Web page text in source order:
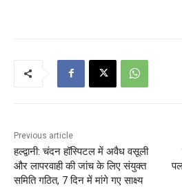
Previous article
हल्द्वानी: चंदन हॉस्पिटल में अवैध वसूली
और लापरवाही की जांच के लिए संयुक्त
समिति गठित, 7 दिन में मांगे गए साक्ष्य